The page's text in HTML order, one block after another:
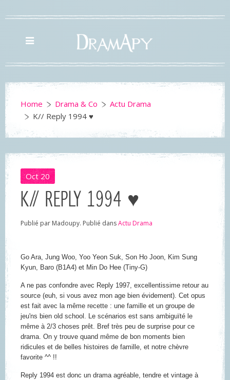
Home Drama & Co
Actu Drama
K// Reply 1994 ♥
Oct 20
K// REPLY 1994 ♥
Publié par Madoupy. Publié dansActu Drama
Go Ara, Jung Woo, Yoo Yeon Suk, Son Ho Joon, Kim Sung
Kyun, Baro (B1A4) et Min Do Hee (Tiny-G)
A ne pas confondre avec Reply 1997, excellentissime retour au
source (euh, si vous avez mon age bien évidement). Cet opus
est fait avec la même recette : une famille et un groupe de
jeu'ns bien old school. Le scénarios est sans ambiguïté le
même à 2/3 choses prêt. Bref très peu de surprise pour ce
drama. On y trouve quand même de bon moments bien
ridicules et de belles histoires de famille, et notre chèvre
favorite ^^ !!
Reply 1994 est donc un drama agréable, tendre et vintage à